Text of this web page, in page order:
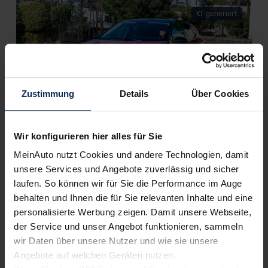
Zustimmung Details Über Cookies
Wir konfigurieren hier alles für Sie
MeinAuto nutzt Cookies und andere Technologien, damit
unsere Services und Angebote zuverlässig und sicher
laufen. So können wir für Sie die Performance im Auge
behalten und Ihnen die für Sie relevanten Inhalte und eine
personalisierte Werbung zeigen. Damit unsere Webseite,
der Service und unser Angebot funktionieren, sammeln
wir Daten über unsere Nutzer und wie sie unsere
Angebote auf welchen Geräten nutzen.
KI-generiert
Mitsubishi ASX (Test 2023): Smartes
Ende 2021 lief der ASX I programmgemäß aus – Anfang 2022
kündigte Mitsubishi überraschend einen Nachfolger an. Der
Mitsubishi ASX II wird seit März 2023 ausgeliefert. Was er
Artikel lesen